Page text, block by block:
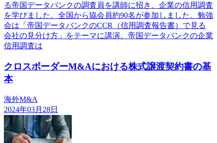
る帝国データバンクの調査員を講師に招き、企業の信用調査
を学びました。全国から協会員約90名が参加しました。勉強
会は「帝国データバンクのCCR（信用調査報告書）で見る
会社の見分け方」をテーマに講演。帝国データバンクの企業
信用調査は
クロスボーダーM&Aにおける株式譲渡契約書の基
本
海外M&A
2024年03月28日